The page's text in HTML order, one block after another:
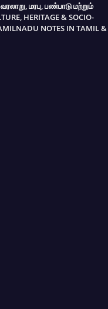
மரபு, பண்பாடு மற்றும்
HERITAGE & SOCIO-
NOTES IN TAMIL &